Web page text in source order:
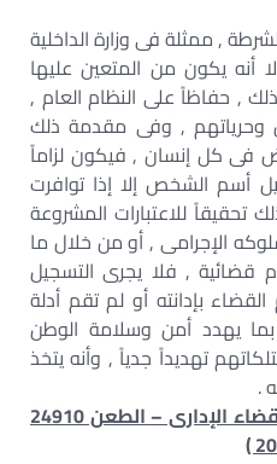
, ممثلة فى وزارة الداخلية
إلا أنه يكون من المتعين عليها
, حفاظاً على النظام العام ,
وحرياتهم , وفى مقدمة ذلك
فى كل إنسان , فيكون لزاماً
أسم الشخص إلا إذا توافرت
تحقيقاً للاعتبارات المشروعة
الإجرامى , أو من خلال ما
قضائية , فلا يجرى التسجيل
بإدانته أو لم تقم أدلة
يهدد أمن وسلامة الوطن
تهديداً جدياً , وأنه يتخذ
.
( فى هذا المعنى محكمة القضاء الإدارى – الطعن 24910